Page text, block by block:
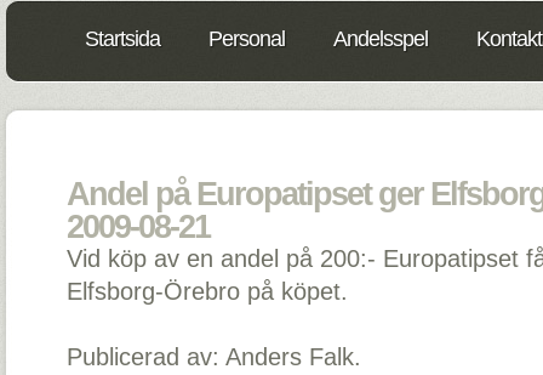
Startsida Personal Andelsspel
Andel på Europatipset ger
2009-08-21
Vid köp av en andel på 200:- Europatipset
Elfsborg-Örebro på köpet.
Publicerad av: Anders Falk.